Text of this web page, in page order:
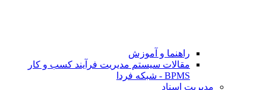
راهنما و آموزش
مقالات سیستم مدیریت فرآیند کسب و کار
BPMS - شبکه فردا
مدیریت اسناد